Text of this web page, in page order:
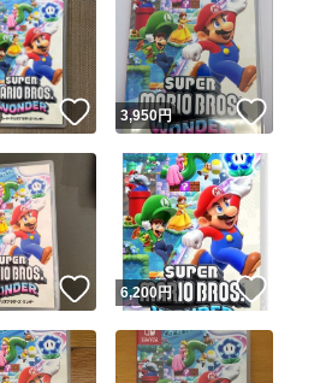
ユーザーの実績につ
が定めた一定の基準を満たしたユーザー
者
いいね！
3,950円
いいね！
6,200円